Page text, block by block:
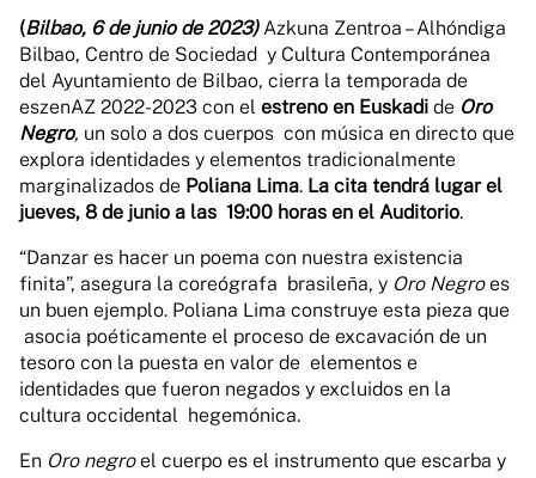
(Bilbao, 6 de junio de 2023)Azkuna Zentroa – Alhóndiga
Bilbao, Centro de Sociedad y Cultura Contemporánea
del Ayuntamiento de Bilbao, cierra la temporada de
eszenAZ 2022-2023 con el estreno en Euskadi de Oro
Negro, un solo a dos cuerpos con música en directo que
explora identidades y elementos tradicionalmente
marginalizados de Poliana Lima. La cita tendrá lugar el
jueves, 8 de junio a las 19:00 horas en el Auditorio.
“Danzar es hacer un poema con nuestra existencia
finita”, asegura la coreógrafa brasileña, y Oro Negroes
un buen ejemplo. Poliana Lima construye esta pieza que
asocia poéticamente el proceso de excavación de un
tesoro con la puesta en valor de elementos e
identidades que fueron negados y excluidos en la
cultura occidental hegemónica.
En Oro negroel cuerpo es el instrumento que escarba y